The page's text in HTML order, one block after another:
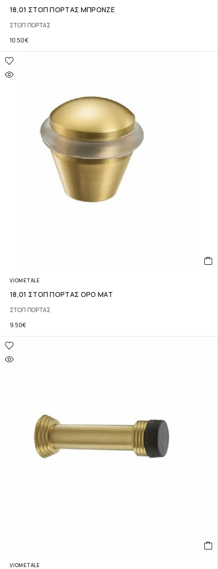
18,01 ΣΤΟΠ ΠΟΡΤΑΣ ΜΠΡΟΝΖΕ
ΣΤΟΠ ΠΟΡΤΑΣ
10.50€
VIOMETALE
18,01 ΣΤΟΠ ΠΟΡΤΑΣ ΟΡΟ ΜΑΤ
ΣΤΟΠ ΠΟΡΤΑΣ
9.50€
VIOMETALE